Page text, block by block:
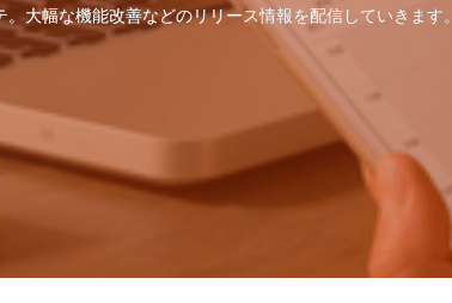
大幅な機能改善などのリリース情報を配信していきます。